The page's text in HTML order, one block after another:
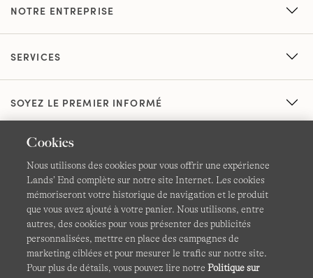
NOTRE ENTREPRISE
SERVICES
SOYEZ LE PREMIER INFORMÉ
CGV Confidentialité et sécurité
Cookies -Gérer mes paramètres Carte du site
Cookies
Nous utilisons des cookies pour vous offrir une expérience
Lands’ End complète sur notre site Internet. Les cookies
mémoriseront votre historique de navigation et le produit
que vous avez ajouté à votre panier. Nous utilisons, entre
autres, des cookies pour vous présenter des publicités
personnalisées, mettre en place des campagnes de
marketing ciblées et pour mesurer le trafic sur notre site.
Pour plus de détails, vous pouvez lire notrePolitique sur